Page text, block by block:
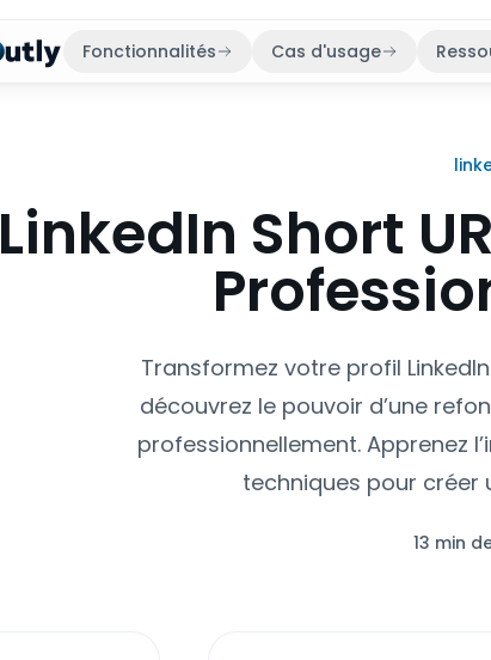
Fonctionnalités Cas d'usage
LinkedIn Short
Transformez votre profil
découvrez le pouvoir d’une
professionnellement. Apprenez
techniques pour créer
13 min